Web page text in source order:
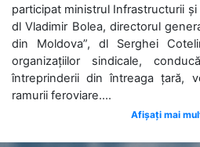
participat ministrul Infrastructurii și
dl Vladimir Bolea, directorul
din Moldova”, dl Serghei
organizațiilor sindicale,
întreprinderii din întreaga țară,
ramurii feroviare....
Afișați mai